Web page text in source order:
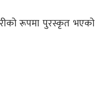
रूपमा पुरस्कृत भएको